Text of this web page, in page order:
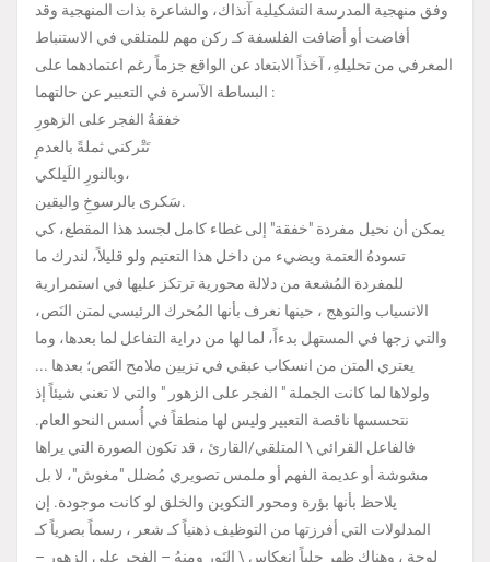
وفق منهجية المدرسة التشكيلية آنذاك، والشاعرة بذات المنهجية وقد
أفاضت أو أضافت الفلسفة كـ ركن مهم للمتلقي في الاستنباط
المعرفي من تحليلهِ، آخذاً الابتعاد عن الواقع جزماً رغم اعتمادهما على
البساطة الآسرة في التعبير عن حالتهما :
خفقةُ الفجر على الزهورِ
تَتْركني ثملةً بالعدمِ
وبالنورِ اللَيلكي،
سَكرى بالرسوخِ واليقين.
يمكن أن نحيل مفردة "خفقة" إلى غطاء كامل لجسد هذا المقطع، كي
تسودهُ العتمة ويضيء من داخل هذا التعتيم ولو قليلاً، لندرك ما
للمفردة المُشعة من دلالة محورية ترتكز عليها في استمرارية
الانسياب والتوهج ، حينها نعرف بأنها المُحرك الرئيسي لمتن النَص،
والتي زجها في المستهل بدءاً، لما لها من دراية التفاعل لما بعدها، وما
يعتري المتن من انسكاب عبقي في تزيين ملامح النَص؛ بعدها ...
ولولاها لما كانت الجملة " الفجر على الزهور " والتي لا تعني شيئاً إذ
نتحسسها ناقصة التعبير وليس لها منطقاً في أُسس النحو العام.
فالفاعل القرائي \ المتلقي/القارئ ، قد تكون الصورة التي يراها
مشوشة أو عديمة الفهم أو ملمس تصويري مُضلل "مغوش"، لا بل
يلاحظ بأنها بؤرة ومحور التكوين والخلق لو كانت موجودة. إن
المدلولات التي أفرزتها من التوظيف ذهنياً كـ شعر ، رسماً بصرياً كـ
لوحة ، وهناك ظهر جلياً انعكاس \ النَور ومنهُ – الفجر على الزهور –